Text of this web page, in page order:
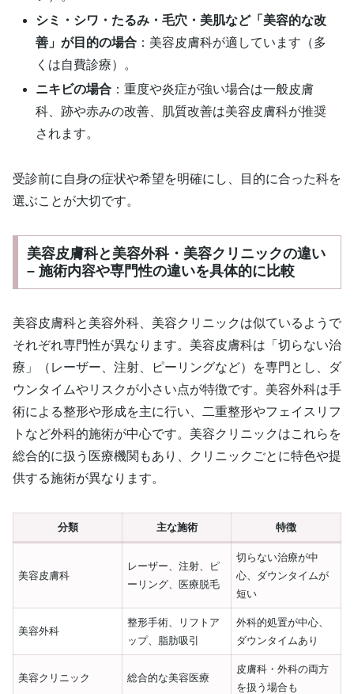
シミ・シワ・たるみ・毛穴・美肌など「美容的な改
善」が目的の場合 ：美容皮膚科が適しています（多
くは自費診療）。
ニキビの場合 ：重度や炎症が強い場合は一般皮膚
科、跡や赤みの改善、肌質改善は美容皮膚科が推奨
されます。
受診前に自身の症状や希望を明確にし、目的に合った科を
選ぶことが大切です。
美容皮膚科と美容外科・美容クリニックの違い
– 施術内容や専門性の違いを具体的に比較
美容皮膚科と美容外科、美容クリニックは似ているようで
それぞれ専門性が異なります。美容皮膚科は「切らない治
療」（レーザー、注射、ピーリングなど）を専門とし、ダ
ウンタイムやリスクが小さい点が特徴です。美容外科は手
術による整形や形成を主に行い、二重整形やフェイスリフ
トなど外科的施術が中心です。美容クリニックはこれらを
総合的に扱う医療機関もあり、クリニックごとに特色や提
供する施術が異なります。
分類 主な施術 特徴
美容皮膚科
レーザー、注射、ピ
ーリング、医療脱毛
切らない治療が中
心、ダウンタイムが
短い
美容外科
整形手術、リフトア
ップ、脂肪吸引
外科的処置が中心、
ダウンタイムあり
美容クリニック 総合的な美容医療
皮膚科・外科の両方
を扱う場合も